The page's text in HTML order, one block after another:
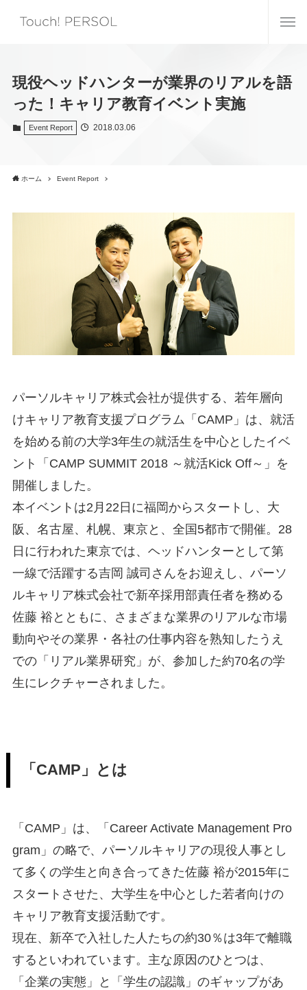
現役ヘッドハンターが業界のリアルを語
った！キャリア教育イベント実施
Event Report 2018.03.06
ホーム Event Report
パーソルキャリア株式会社が提供する、若年層向
けキャリア教育支援プログラム「CAMP」は、就活
を始める前の大学3年生の就活生を中心としたイベ
ント「CAMP SUMMIT 2018 ～就活Kick Off～」を
開催しました。
本イベントは2月22日に福岡からスタートし、大
阪、名古屋、札幌、東京と、全国5都市で開催。28
日に行われた東京では、ヘッドハンターとして第
一線で活躍する吉岡 誠司さんをお迎えし、パーソ
ルキャリア株式会社で新卒採用部責任者を務める
佐藤 裕とともに、さまざまな業界のリアルな市場
動向やその業界・各社の仕事内容を熟知したうえ
での「リアル業界研究」が、参加した約70名の学
生にレクチャーされました。
「CAMP」とは
「CAMP」は、「Career Activate Management Pro
gram」の略で、パーソルキャリアの現役人事とし
て多くの学生と向き合ってきた佐藤 裕が2015年に
スタートさせた、大学生を中心とした若者向けの
キャリア教育支援活動です。
現在、新卒で入社した人たちの約30％は3年で離職
するといわれています。主な原因のひとつは、
「企業の実態」と「学生の認識」のギャップがあ